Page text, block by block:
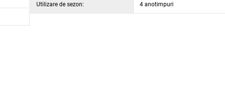
Utilizare de sezon: 4 anotimpuri